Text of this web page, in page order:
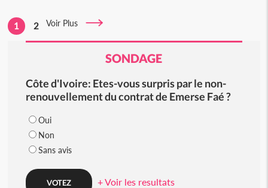
1 2 Voir Plus
SONDAGE
Côte d'Ivoire: Etes-vous surpris par le non-
renouvellement du contrat de Emerse Faé ?
Oui
Non
Sans avis
+ Voir les resultats